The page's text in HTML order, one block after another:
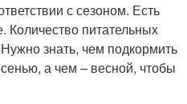
с сезоном. Есть
Количество питательных
знать, чем подкормить
а чем – весной, чтобы